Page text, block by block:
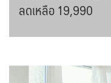
ลดเหลือ 19,990